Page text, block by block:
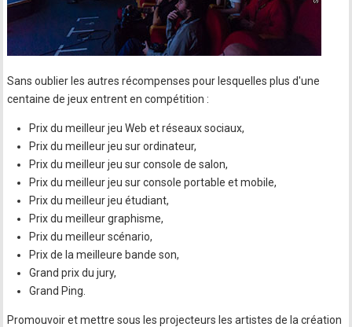
Sans oublier les autres récompenses pour lesquelles plus d'une
centaine de jeux entrent en compétition :
Prix du meilleur jeu Web et réseaux sociaux,
Prix du meilleur jeu sur ordinateur,
Prix du meilleur jeu sur console de salon,
Prix du meilleur jeu sur console portable et mobile,
Prix du meilleur jeu étudiant,
Prix du meilleur graphisme,
Prix du meilleur scénario,
Prix de la meilleure bande son,
Grand prix du jury,
Grand Ping.
Promouvoir et mettre sous les projecteurs les artistes de la création